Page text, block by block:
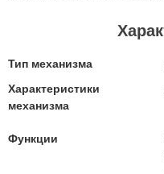
Тип механизма
Характеристики
механизма
Функции